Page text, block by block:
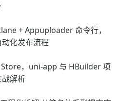
+ Appuploader 命令行，
化发布流程
，uni-app 与 HBuilder 项
战解析